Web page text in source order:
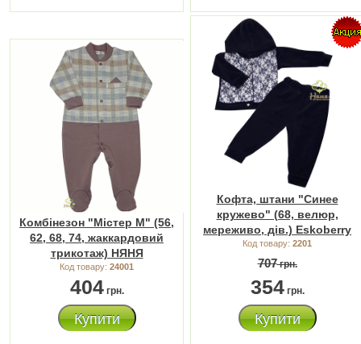
Комбінезон "Містер М" (56,
62, 68, 74, жаккардовий
трикотаж) НЯНЯ
Код товару: 24001
404грн.
Купити
Кофта, штани "Синее
кружево" (68, велюр,
мереживо, дів.) Eskoberry
Код товару: 2201
707грн.
354грн.
Купити